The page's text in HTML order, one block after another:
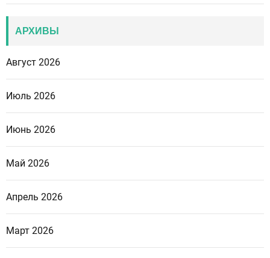
АРХИВЫ
Август 2026
Июль 2026
Июнь 2026
Май 2026
Апрель 2026
Март 2026